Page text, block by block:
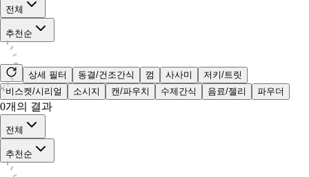
전체
추천순
상세 필터 동결/건조간식 껌 사사미
저키/트릿
비스켓/시리얼
소시지 캔/파우치 수제간식 음료/젤리 파우더
0개의 결과
전체
추천순